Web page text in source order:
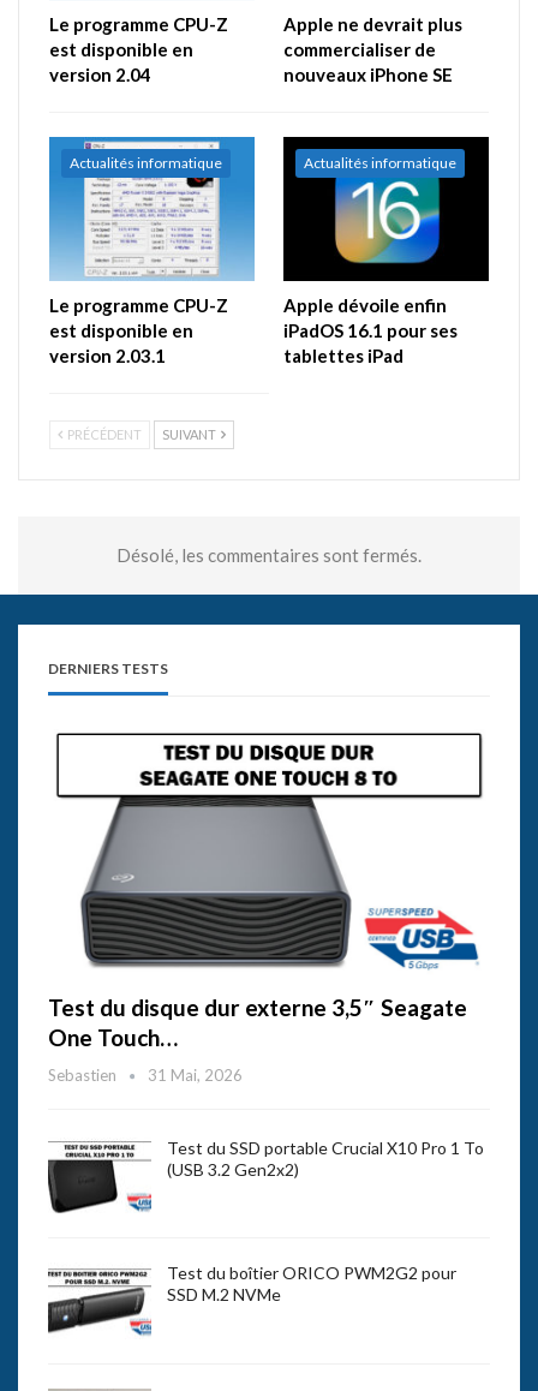
Le programme CPU-Z
est disponible en
version 2.04
Apple ne devrait plus
commercialiser de
nouveaux iPhone SE
Actualités informatique
Le programme CPU-Z
est disponible en
version 2.03.1
Actualités informatique
Apple dévoile enfin
iPadOS 16.1 pour ses
tablettes iPad
PRÉCÉDENT SUIVANT
Désolé, les commentaires sont fermés.
DERNIERS TESTS
Test du disque dur externe 3,5″ Seagate
One Touch…
Sebastien 31 Mai, 2026
Test du SSD portable Crucial X10 Pro 1 To
(USB 3.2 Gen2x2)
Test du boîtier ORICO PWM2G2 pour
SSD M.2 NVMe